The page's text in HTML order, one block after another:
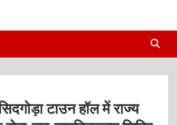
BHARAT
टाउन हॉल में राज्य